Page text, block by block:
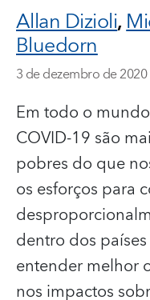
Allan Dizioli,
Bluedorn
3 de dezembro de 2020
Em todo o
COVID-19 são
pobres do que
os esforços para
dentro dos
entender melhor
nos impactos